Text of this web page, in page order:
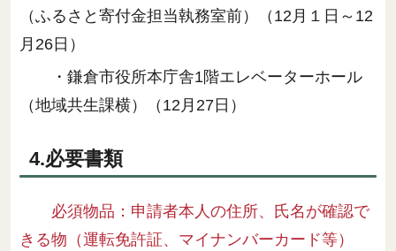
（ふるさと寄付金担当執務室前）
（12月１日～12
月26日）
・鎌倉市役所本庁舎1階エレベーターホール
（地域共生課横）（12月27日）
4.必要書類
必須物品：申請者本人の住所、氏名が確認で
きる物（運転免許証、マイナンバーカード等）